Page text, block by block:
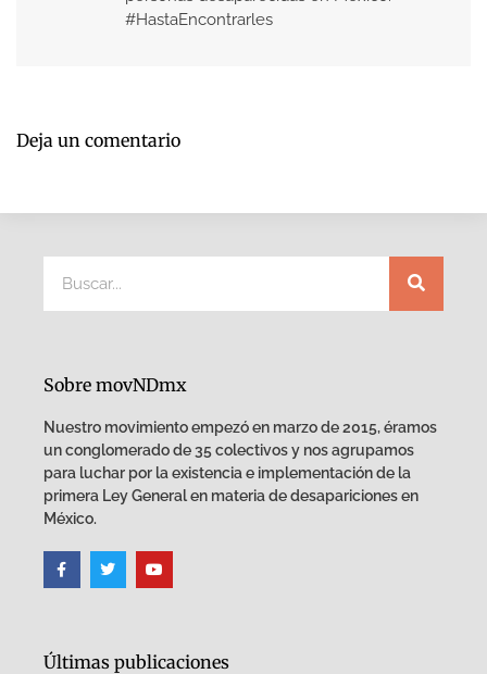
#HastaEncontrarles
Deja un comentario
Sobre movNDmx
Nuestro movimiento empezó en marzo de 2015, éramos
un conglomerado de 35 colectivos y nos agrupamos
para luchar por la existencia e implementación de la
primera Ley General en materia de desapariciones en
México.
Últimas publicaciones